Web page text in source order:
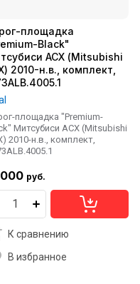
площадка
Black"
АСХ (Mitsubishi
2010-н.в., комплект,
площадка "Premium-
Митсубиси АСХ (Mitsubishi
2010-н.в., комплект,
руб.
К сравнению
В избранное